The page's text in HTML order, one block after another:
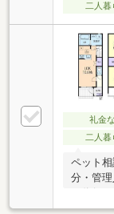
二人暮
礼金
二人暮
ペット
分・管
／代行